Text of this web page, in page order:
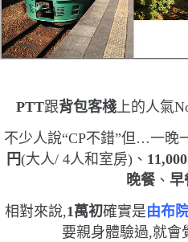
PTT跟背包客棧上的人氣
不少人說“CP不錯”但…一晚
円(大人/ 4人和室房) 、 11,000
晚餐、 早
相對來說,1萬初確實是由布
要親身體驗過,就會